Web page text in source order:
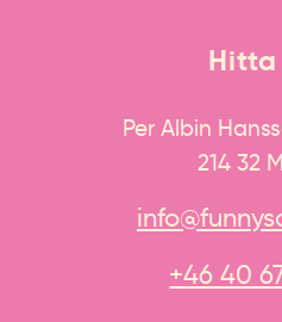
Per Albin
214 32
+46 40